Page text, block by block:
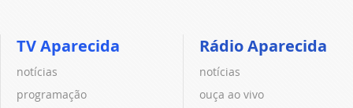
TV Aparecida
notícias
programação
Rádio Aparecida
notícias
ouça ao vivo